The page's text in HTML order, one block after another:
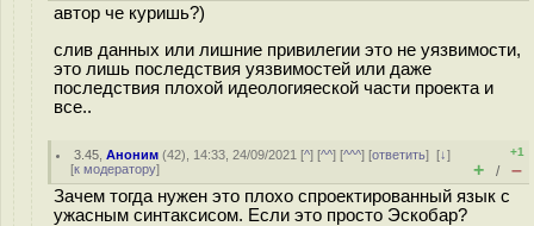
автор че куришь?)
слив данных или лишние привилегии это не уязвимости,
это лишь последствия уязвимостей или даже
последствия плохой идеологияеской части проекта и
все..
3.45 ,Аноним (42), 14:33, 24/09/2021 [^] [^^] [^^^] [ответить][↓]
[к модератору]
+1
+ / –
Зачем тогда нужен это плохо спроектированный язык с
ужасным синтаксисом. Если это просто Эскобар?